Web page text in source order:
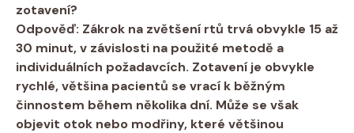
zotavení?
Odpověď: Zákrok na zvětšení rtů trvá obvykle 15 až
30 minut, v závislosti na použité metodě a
individuálních požadavcích. Zotavení je obvykle
rychlé, většina pacientů se vrací k běžným
činnostem během několika dní. Může se však
objevit otok nebo modřiny, které většinou